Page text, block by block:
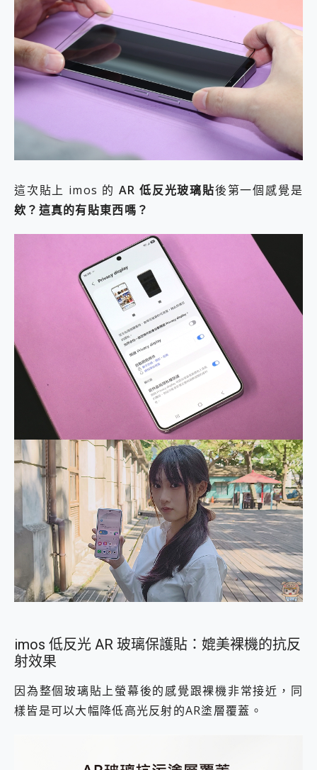
這次貼上 imos 的 AR 低反光玻璃貼後第一個感覺是
欸？這真的有貼東西嗎？
imos 低反光 AR 玻璃保護貼：媲美裸機的抗反
射效果
因為整個玻璃貼上螢幕後的感覺跟裸機非常接近，同
樣皆是可以大幅降低高光反射的AR塗層覆蓋。